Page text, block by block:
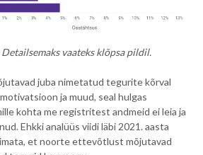
Detailsemaks vaateks klõpsa pildil.
juba nimetatud tegurite kõrval
ja muud, seal hulgas
kohta me registritest andmeid ei leia ja
Ehkki analüüs viidi läbi 2021. aasta
et noorte ettevõtlust mõjutavad